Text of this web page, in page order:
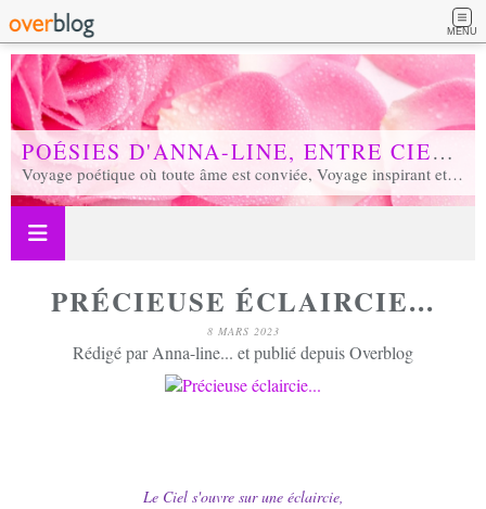
MENU
POÉSIES D'ANNA-LINE, ENTRE CIEL ET TERRE...
Voyage poétique où toute âme est conviée, Voyage inspirant et inspiré, Voyage en soi et d'unité, Voyage au coeur de notre réalité...
PRÉCIEUSE ÉCLAIRCIE...
8 MARS 2023
Rédigé par Anna-line... et publié depuis Overblog
Le Ciel s'ouvre sur une éclaircie,